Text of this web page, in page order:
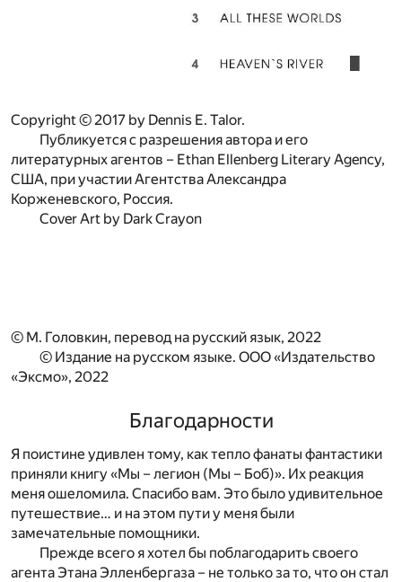
Copyright © 2017 by Dennis E. Talor.
Публикуется с разрешения автора и его
литературных агентов – Ethan Ellenberg Literary Agency,
США, при участии Агентства Александра
Корженевского, Россия.
Cover Art by Dark Crayon
© М. Головкин, перевод на русский язык, 2022
© Издание на русском языке. ООО «Издательство
«Эксмо», 2022
Благодарности
Я поистине удивлен тому, как тепло фанаты фантастики
приняли книгу «Мы – легион (Мы – Боб)». Их реакция
меня ошеломила. Спасибо вам. Это было удивительное
путешествие… и на этом пути у меня были
замечательные помощники.
Прежде всего я хотел бы поблагодарить своего
агента Этана Элленбергаза – не только за то, что он стал